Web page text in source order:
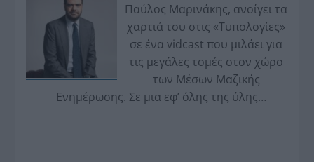
Παύλος Μαρινάκης, ανοίγει τα
χαρτιά του στις «Τυπολογίες»
σε ένα vidcast που μιλάει για
τις μεγάλες τομές στον χώρο
των Μέσων Μαζικής
Ενημέρωσης. Σε μια εφ’ όλης της ύλης